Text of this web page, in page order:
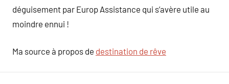
déguisement par Europ Assistance qui s’avère utile au
moindre ennui !
Ma source à propos de destination de rêve